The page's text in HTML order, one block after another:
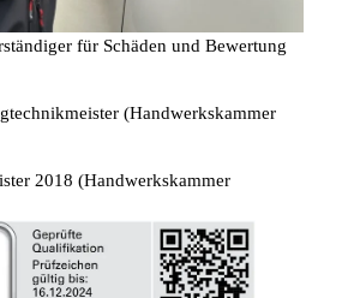
für Schäden und Bewertung
(Handwerkskammer
2018 (Handwerkskammer